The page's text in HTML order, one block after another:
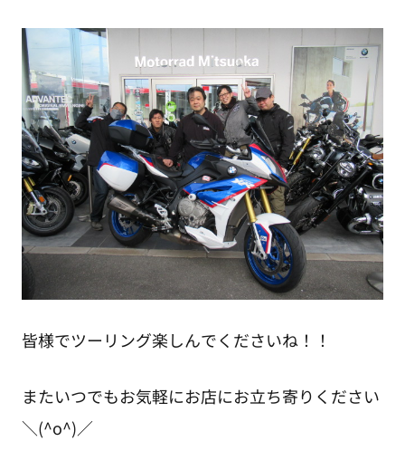
皆様でツーリング楽しんでくださいね！！
またいつでもお気軽にお店にお立ち寄りください
＼(^o^)／